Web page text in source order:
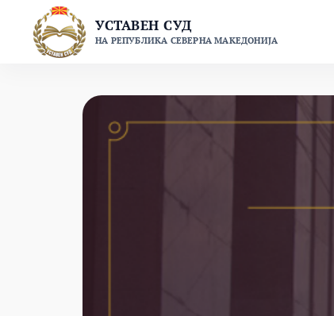
УСТАВЕН СУД
НА РЕПУБЛИКА СЕВЕРНА МАКЕДОНИЈА